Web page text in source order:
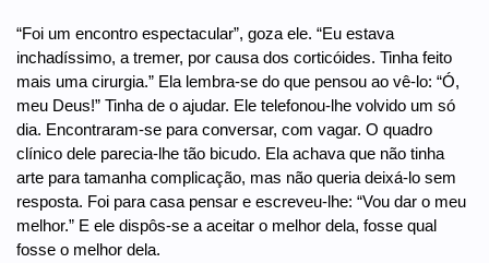
“Foi um encontro espectacular”, goza ele. “Eu estava
inchadíssimo, a tremer, por causa dos corticóides. Tinha feito
mais uma cirurgia.” Ela lembra-se do que pensou ao vê-lo: “Ó,
meu Deus!” Tinha de o ajudar. Ele telefonou-lhe volvido um só
dia. Encontraram-se para conversar, com vagar. O quadro
clínico dele parecia-lhe tão bicudo. Ela achava que não tinha
arte para tamanha complicação, mas não queria deixá-lo sem
resposta. Foi para casa pensar e escreveu-lhe: “Vou dar o meu
melhor.” E ele dispôs-se a aceitar o melhor dela, fosse qual
fosse o melhor dela.